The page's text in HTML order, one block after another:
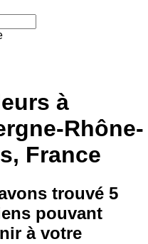
à
Rhône-
France
trouvé 5
pouvant
à votre